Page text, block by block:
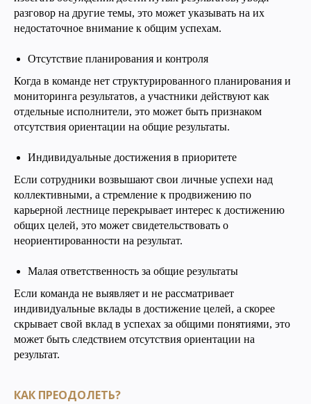
разговор на другие темы, это может указывать на их
недостаточное внимание к общим успехам.
Отсутствие планирования и контроля
Когда в команде нет структурированного планирования и
мониторинга результатов, а участники действуют как
отдельные исполнители, это может быть признаком
отсутствия ориентации на общие результаты.
Индивидуальные достижения в приоритете
Если сотрудники возвышают свои личные успехи над
коллективными, а стремление к продвижению по
карьерной лестнице перекрывает интерес к достижению
общих целей, это может свидетельствовать о
неориентированности на результат.
Малая ответственность за общие результаты
Если команда не выявляет и не рассматривает
индивидуальные вклады в достижение целей, а скорее
скрывает свой вклад в успехах за общими понятиями, это
может быть следствием отсутствия ориентации на
результат.
КАК ПРЕОДОЛЕТЬ?